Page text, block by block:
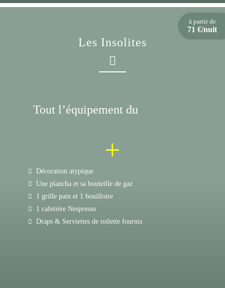
Les Insolites
Tout l’équipement du
+
Décoration atypique
Une plancha et sa bouteille de gaz
1 grille pain et 1 bouilloire
1 cafetière Nespresso
Draps & Serviettes de toilette fournis
à partir de
71 €/nuit